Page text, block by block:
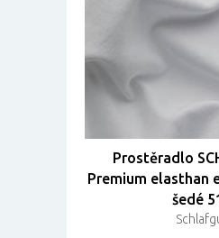
Prostěradlo
Premium elasthan
šedé